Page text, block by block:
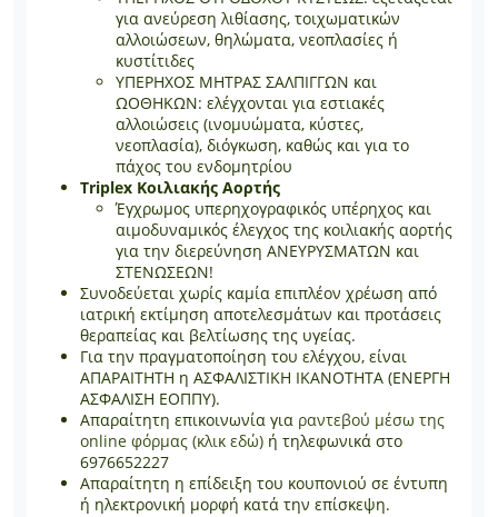
για ανεύρεση λιθίασης, τοιχωματικών
αλλοιώσεων, θηλώματα, νεοπλασίες ή
κυστίτιδες
ΥΠΕΡΗΧΟΣ ΜΗΤΡΑΣ ΣΑΛΠΙΓΓΩΝ και
ΩΟΘΗΚΩΝ: ελέγχονται για εστιακές
αλλοιώσεις (ινομυώματα, κύστες,
νεοπλασία), διόγκωση, καθώς και για το
πάχος του ενδομητρίου
Triplex Κοιλιακής Αορτής
Έγχρωμος υπερηχογραφικός υπέρηχος και
αιμοδυναμικός έλεγχος της κοιλιακής αορτής
για την διερεύνηση ΑΝΕΥΡΥΣΜΑΤΩΝ και
ΣΤΕΝΩΣΕΩΝ!
Συνοδεύεται χωρίς καμία επιπλέον χρέωση από
ιατρική εκτίμηση αποτελεσμάτων και προτάσεις
θεραπείας και βελτίωσης της υγείας.
Για την πραγματοποίηση του ελέγχου, είναι
ΑΠΑΡΑΙΤΗΤΗ η ΑΣΦΑΛΙΣΤΙΚΗ ΙΚΑΝΟΤΗΤΑ (ΕΝΕΡΓΗ
ΑΣΦΑΛΙΣΗ ΕΟΠΠΥ).
Απαραίτητη επικοινωνία για ραντεβού μέσω της
online φόρμας (κλικ εδώ) ή τηλεφωνικά στο
6976652227
Απαραίτητη η επίδειξη του κουπονιού σε έντυπη
ή ηλεκτρονική μορφή κατά την επίσκεψη.